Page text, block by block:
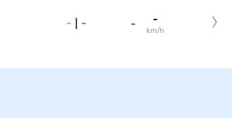
- | - - -
km/h